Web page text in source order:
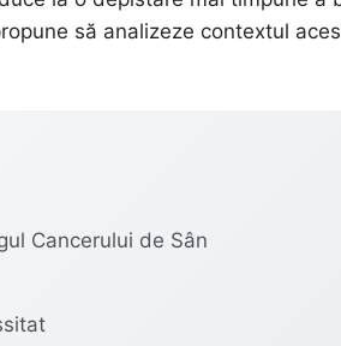
să analizeze contextul
Cancerului de Sân